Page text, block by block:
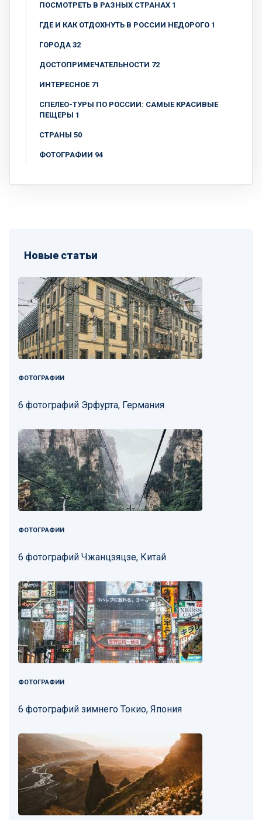
ПОСМОТРЕТЬ В РАЗНЫХ СТРАНАХ 1
ГДЕ И КАК ОТДОХНУТЬ В РОССИИ НЕДОРОГО 1
ГОРОДА 32
ДОСТОПРИМЕЧАТЕЛЬНОСТИ 72
ИНТЕРЕСНОЕ 71
СПЕЛЕО-ТУРЫ ПО РОССИИ: САМЫЕ КРАСИВЫЕ
ПЕЩЕРЫ 1
СТРАНЫ 50
ФОТОГРАФИИ 94
Новые статьи
ФОТОГРАФИИ
6 фотографий Эрфурта, Германия
ФОТОГРАФИИ
6 фотографий Чжанцзяцзе, Китай
ФОТОГРАФИИ
6 фотографий зимнего Токио, Япония